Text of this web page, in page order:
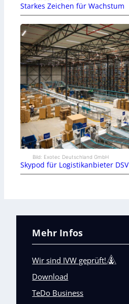
Starkes Zeichen für Wachstum
Bild: Exotec Deutschland GmbH
Skypod für Logistikanbieter DSV
Mehr Infos
Wir sind IVW geprüft!
Download
TeDo Business